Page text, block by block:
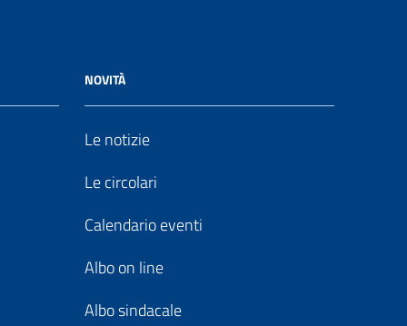
NOVITÀ
Le notizie
Le circolari
Calendario eventi
Albo on line
Albo sindacale